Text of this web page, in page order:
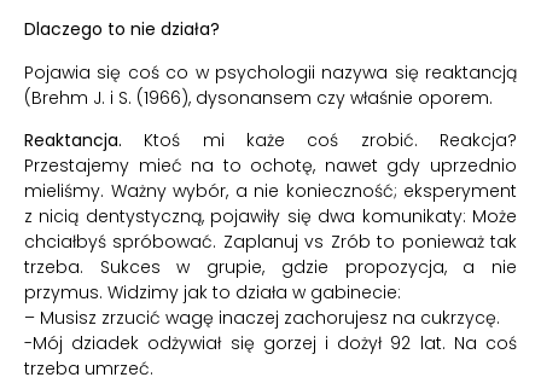
Dlaczego to nie działa?
Pojawia się coś co w psychologii nazywa się reaktancją
(Brehm J. i S. (1966), dysonansem czy właśnie oporem.
Reaktancja. Ktoś mi każe coś zrobić. Reakcja?
Przestajemy mieć na to ochotę, nawet gdy uprzednio
mieliśmy. Ważny wybór, a nie konieczność; eksperyment
z nicią dentystyczną, pojawiły się dwa komunikaty: Może
chciałbyś spróbować. Zaplanuj vs Zrób to ponieważ tak
trzeba. Sukces w grupie, gdzie propozycja, a nie
przymus. Widzimy jak to działa w gabinecie:
– Musisz zrzucić wagę inaczej zachorujesz na cukrzycę.
-Mój dziadek odżywiał się gorzej i dożył 92 lat. Na coś
trzeba umrzeć.